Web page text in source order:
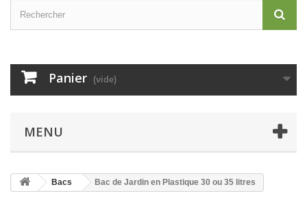
Panier (vide)
MENU
Bacs Bac de Jardin en Plastique 30 ou 35 litres